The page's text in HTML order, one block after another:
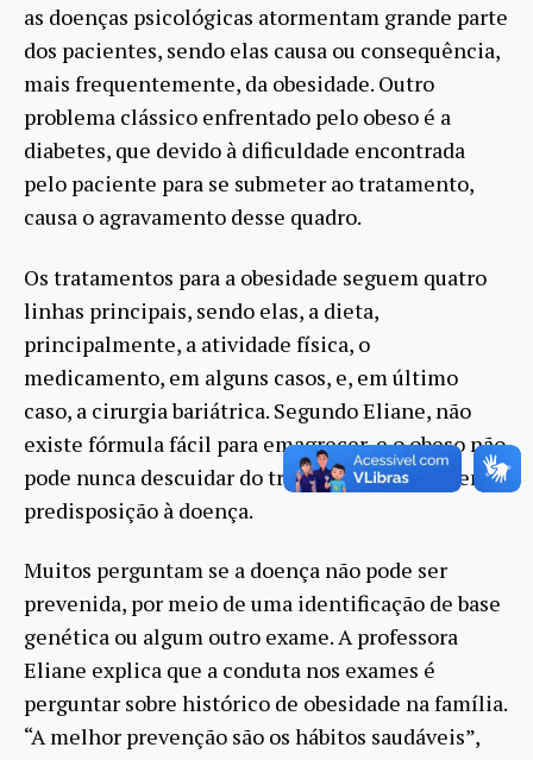
as doenças psicológicas atormentam grande parte
dos pacientes, sendo elas causa ou consequência,
mais frequentemente, da obesidade. Outro
problema clássico enfrentado pelo obeso é a
diabetes, que devido à dificuldade encontrada
pelo paciente para se submeter ao tratamento,
causa o agravamento desse quadro.
Os tratamentos para a obesidade seguem quatro
linhas principais, sendo elas, a dieta,
principalmente, a atividade física, o
medicamento, em alguns casos, e, em último
caso, a cirurgia bariátrica. Segundo Eliane, não
existe fórmula fácil para emagrecer, e o obeso não
pode nunca descuidar do tratamento, já que tem
predisposição à doença.
Muitos perguntam se a doença não pode ser
prevenida, por meio de uma identificação de base
genética ou algum outro exame. A professora
Eliane explica que a conduta nos exames é
perguntar sobre histórico de obesidade na família.
“A melhor prevenção são os hábitos saudáveis”,